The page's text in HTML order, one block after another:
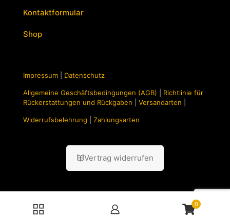
Kontaktformular
Shop
Impressum Datenschutz
Allgemeine Geschäftsbedingungen (AGB)
Richtlinie für
Rückerstattungen und Rückgaben
Versandarten
Widerrufsbelehrung Zahlungsarten
Vertrag widerrufen
0